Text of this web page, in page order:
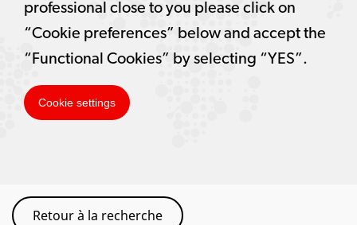
Retour à la recherche
professional close to you please click on
“Cookie preferences” below and accept the
“Functional Cookies” by selecting “YES”.
Cookie settings